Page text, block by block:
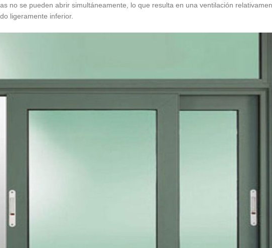
no se pueden abrir simultáneamente, lo que resulta en una ventilación
ligeramente inferior.